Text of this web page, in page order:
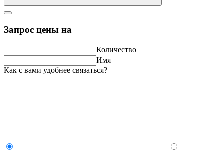
Запрос цены на
Количество
Имя
Как с вами удобнее связаться?